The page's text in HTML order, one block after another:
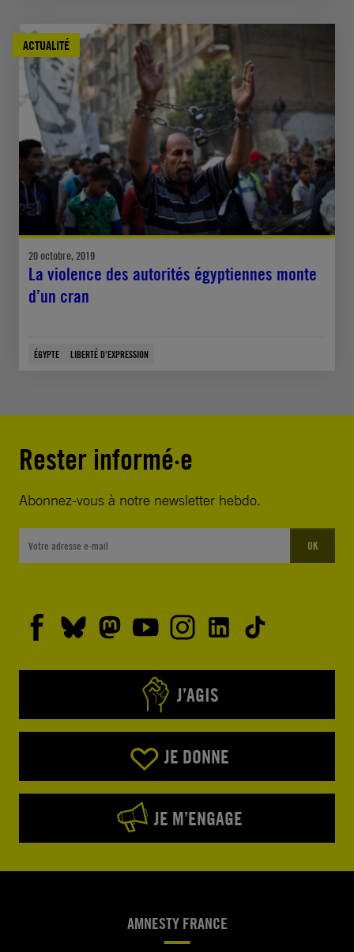
ACTUALITÉ
20 octobre, 2019
La violence des autorités égyptiennes monte
d’un cran
ÉGYPTE LIBERTÉ D'EXPRESSION
Rester informé·e
Abonnez-vous à notre newsletter hebdo.
OK
J’AGIS
JE DONNE
JE M’ENGAGE
AMNESTY FRANCE